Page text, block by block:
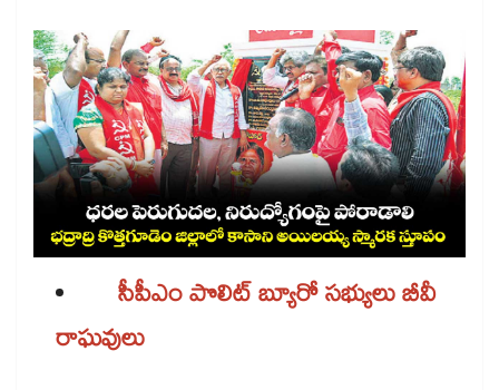
సీపీఎం పొలిట్‌‌‌‌ బ్యూరో సభ్యులు బీవీ
రాఘవులు